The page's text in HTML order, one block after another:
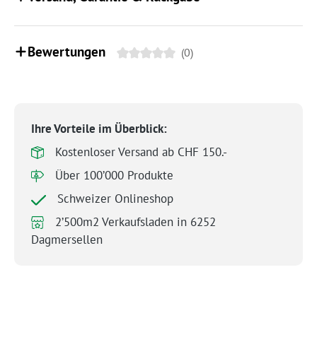
Bewertungen (0)
Ihre Vorteile im Überblick:
Kostenloser Versand ab CHF 150.-
Über 100’000 Produkte
Schweizer Onlineshop
2’500m2 Verkaufsladen in 6252
Dagmersellen